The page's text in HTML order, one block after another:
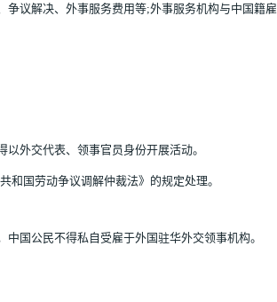
议解决、外事服务费用等;外事服务机构与中国籍雇
外交代表、领事官员身份开展活动。
国劳动争议调解仲裁法》的规定处理。
国公民不得私自受雇于外国驻华外交领事机构。